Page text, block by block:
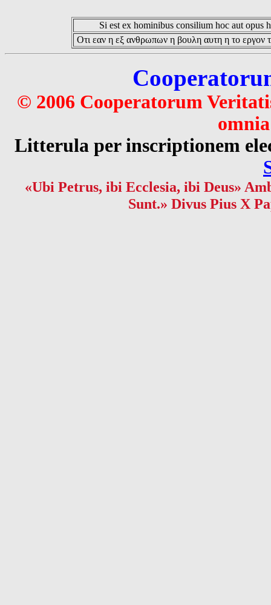
Si est ex hominibus consilium hoc aut opus
Οτι εαν η εξ ανθρωπων η βουλη αυτη η το εργον
© 2006 Cooperatorum
Litterula per inscriptionem
«Ubi Petrus, ibi Ecclesia, ibi Deus»
Sunt.» Divus Pius X